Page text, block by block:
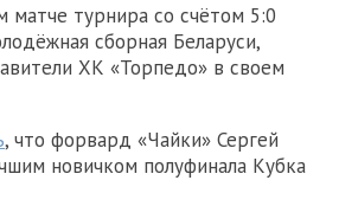
матче турнира со счётом 5:0
сборная Беларуси,
ХК «Торпедо» в своем
, что форвард «Чайки» Сергей
новичком полуфинала Кубка